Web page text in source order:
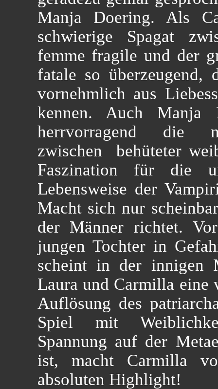
Manja Doering. Als
schwierige Spagat
femme fragile und der
fatale so überzeugend,
vornehmlich aus
kennen. Auch Manja
herrvorragend die
zwischen behüteter
Faszination für die
Lebensweise der
Macht sich nur
der Männer richtet.
jungen Tochter in
scheint in der innigen
Laura und Carmilla eine
Auflösung des
Spiel mit
Spannung auf der
ist, macht Carmilla
absoluten Highlight!